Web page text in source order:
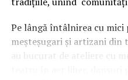
care piața chiar le
mereu să eliminăm bariera
industrială avansată. Acest
directă.”
Pe lângă întâlnirea cu
meșteșugari și artizani din
au bucurat de ateliere cu